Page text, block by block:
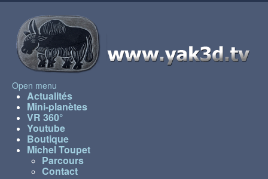
Open menu
Actualités
Mini-planètes
VR 360°
Youtube
Boutique
Michel Toupet
Parcours
Contact